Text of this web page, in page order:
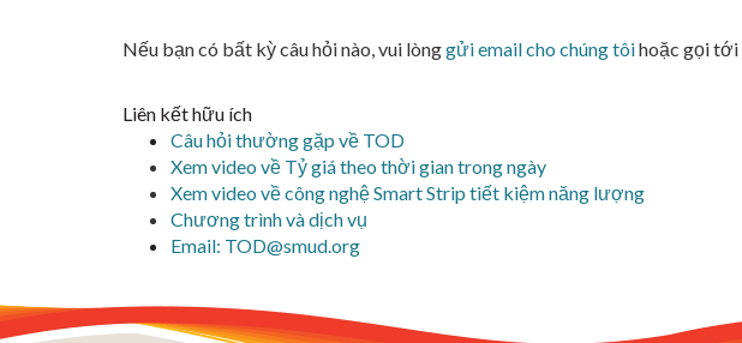
Nếu bạn có bất kỳ câu hỏi nào, vui lònggửi email cho chúng tôihoặc gọi tới
Liên kết hữu ích
Câu hỏi thường gặp về TOD
Xem video về Tỷ giá theo thời gian trong ngày
Xem video về công nghệ Smart Strip tiết kiệm năng lượng
Chương trình và dịch vụ
Email: TOD@smud.org